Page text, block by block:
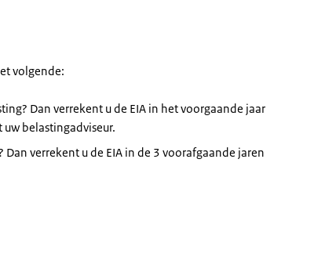
volgende:
Dan verrekent u de EIA in het voorgaande jaar
belastingadviseur.
verrekent u de EIA in de 3 voorafgaande jaren